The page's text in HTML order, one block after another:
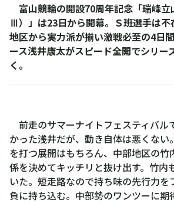
富山競輪の開設70周年記念「瑞峰立
Ⅲ）」は23日から開幕。Ｓ班選手は不
地区から実力派が揃い激戦必至の4日
ース浅井康太がスピード全開でシリー
く。
前走のサマーナイトフェスティバル
かった浅井だが、動き自体は悪くない
を打つ展開はもちろん、中部地区の竹
係を決めてキッチリと抜け出す。竹内
いた。短走路なので持ち味の先行力
負に持ち込む。中部勢のワンツーに期